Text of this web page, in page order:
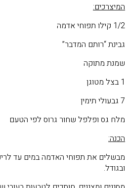
המיצרכים:
1/2 קילו תפוחי אדמה
גבינת “רותם המדבר”
שמנת מתוקה
1 בצל מטוגן
7 גבעולי תימין
מלח גס ופלפל שחור גרוס לפי הטעם
הכנה:
מבשלים את תפוחי האדמה במים עד
ובגודל.